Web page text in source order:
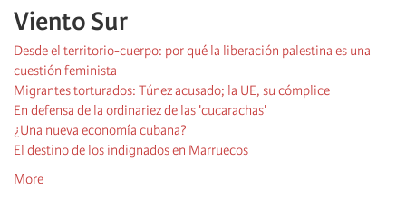
Viento Sur
Desde el territorio-cuerpo: por qué la liberación palestina es una
cuestión feminista
Migrantes torturados: Túnez acusado; la UE, su cómplice
En defensa de la ordinariez de las 'cucarachas'
¿Una nueva economía cubana?
El destino de los indignados en Marruecos
More